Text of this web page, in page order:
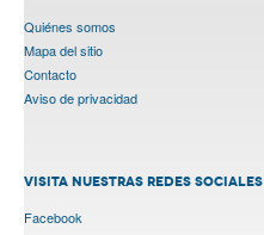
Quiénes somos
Mapa del sitio
Contacto
Aviso de privacidad
VISITA NUESTRAS REDES SOCIALES
Facebook